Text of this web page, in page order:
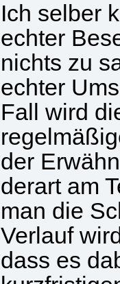
Ich selber
echter
nichts zu
echter
Fall wird
der
derart am
man die
Verlauf
dass es